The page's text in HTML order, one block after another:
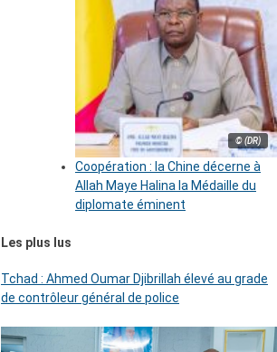
© (DR)
Coopération : la Chine décerne à
Allah Maye Halina la Médaille du
diplomate éminent
Les plus lus
Tchad : Ahmed Oumar Djibrillah élevé au grade
de contrôleur général de police